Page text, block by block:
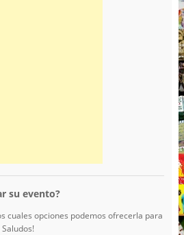
su evento?
cuales opciones podemos ofrecerla para